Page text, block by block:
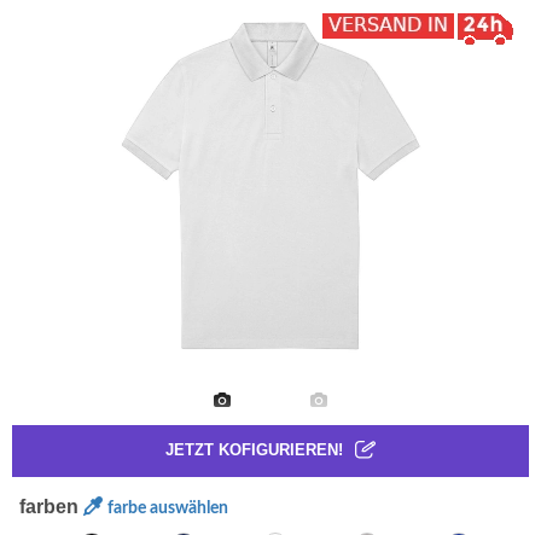
JETZT KOFIGURIEREN!
farben farbe auswählen